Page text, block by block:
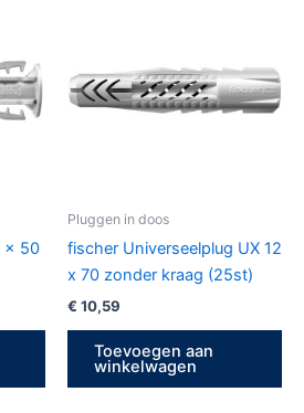
x 50
Pluggen in doos
fischer Universeelplug UX 12
x 70 zonder kraag (25st)
€ 10,59
Toevoegen aan
winkelwagen